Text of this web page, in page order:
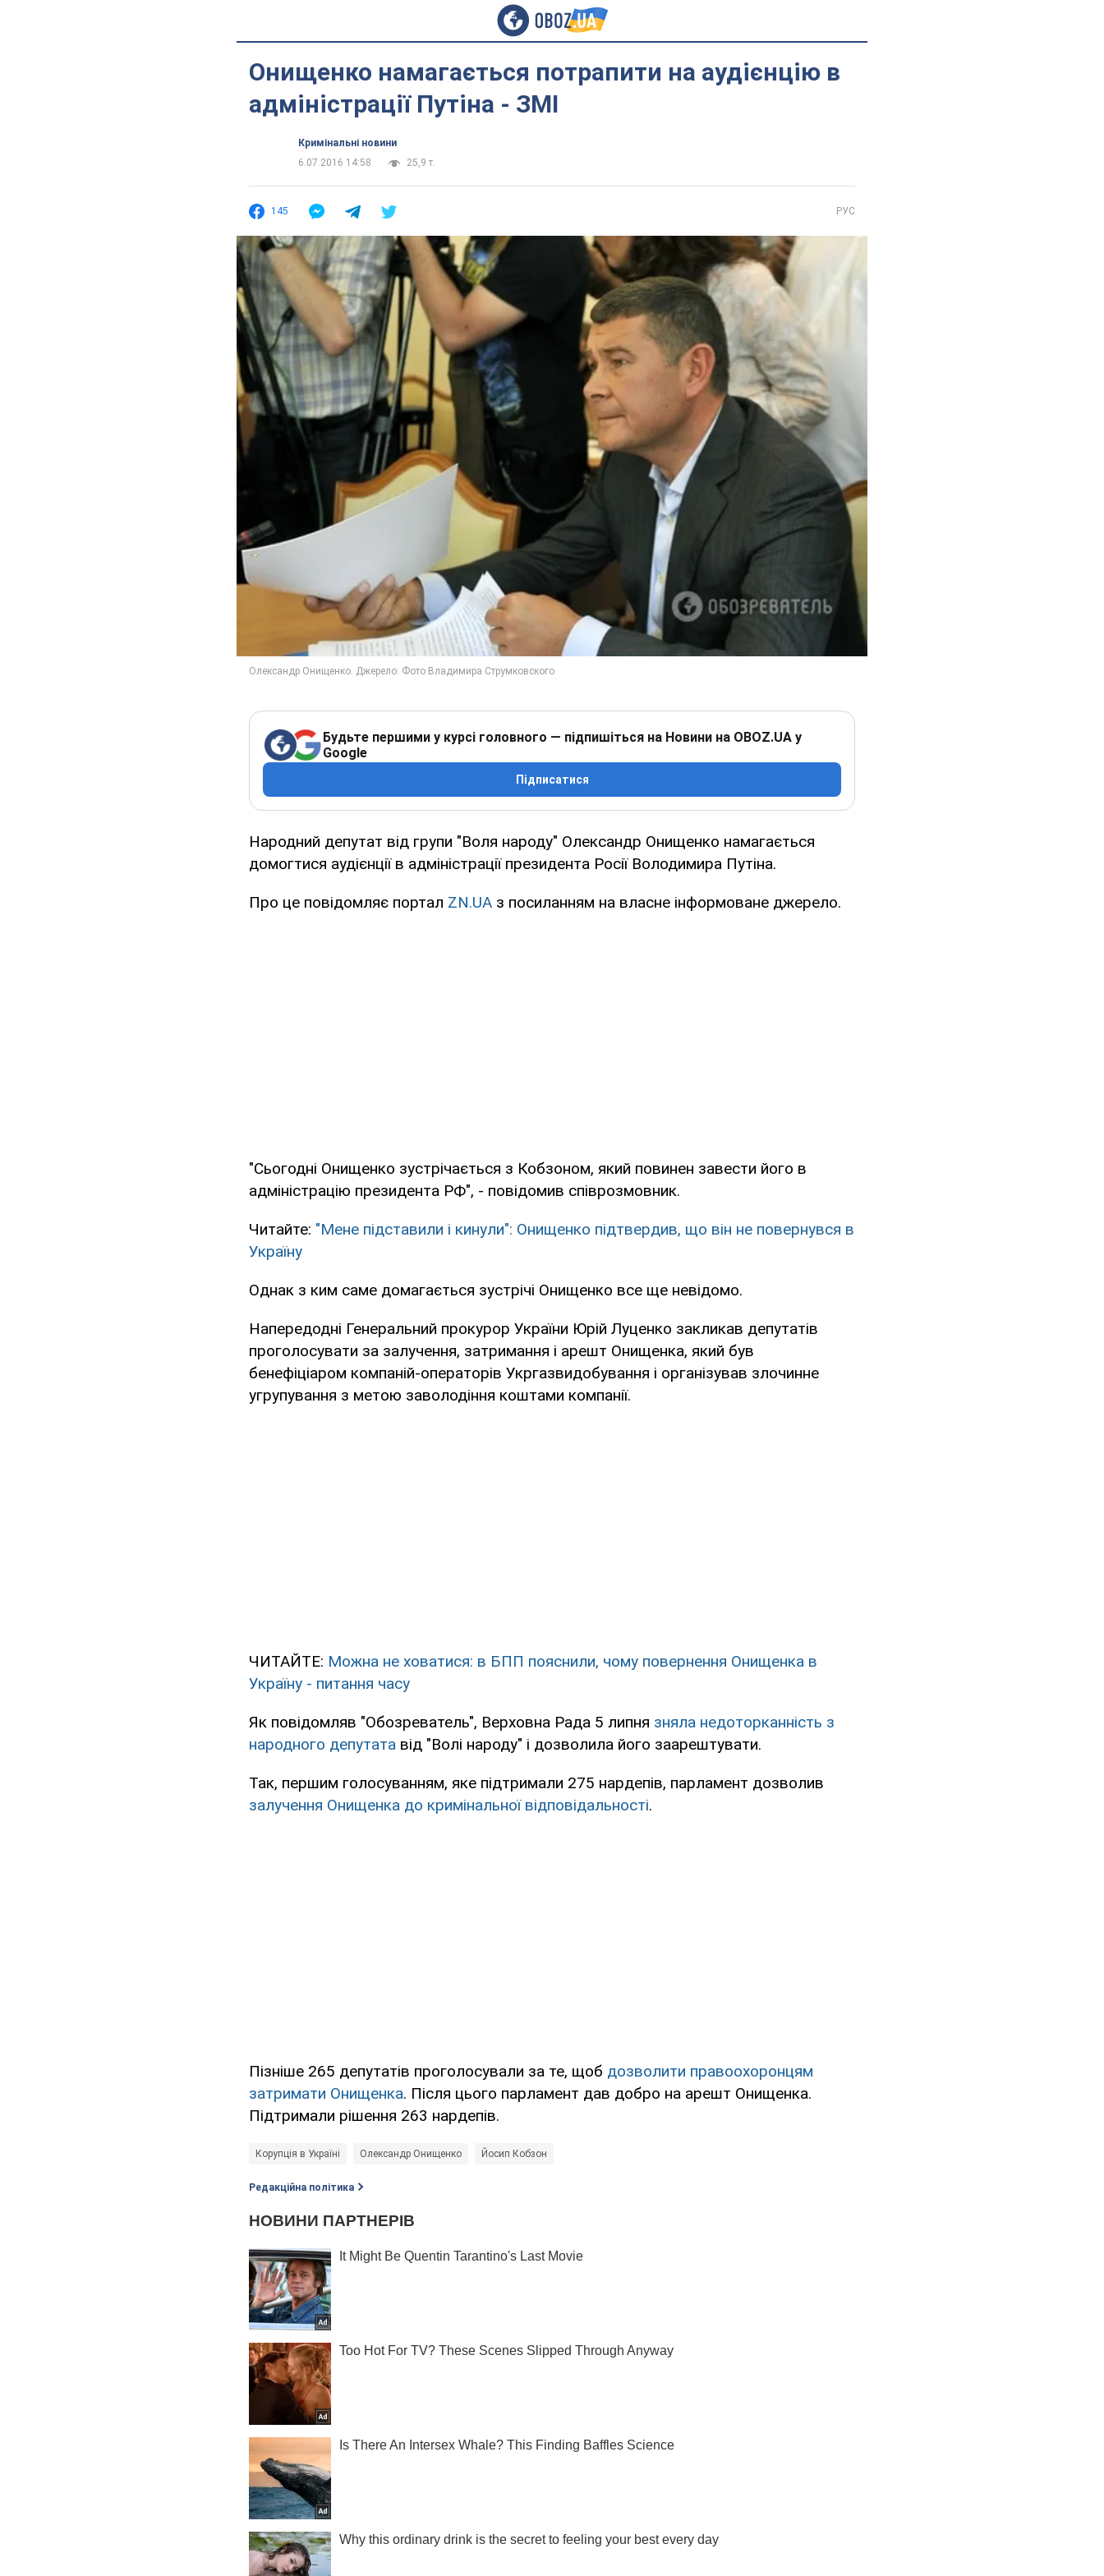
Онищенко намагається потрапити на аудієнцію в
адміністрації Путіна - ЗМІ
Кримінальні новини
6.07.2016 14:58
25,9 т.
145 РУС
Будьте першими у курсі головного — підпишіться на Новини на OBOZ.UA у
Google
Підписатися
Народний депутат від групи "Воля народу" Олександр Онищенко намагається
домогтися аудієнції в адміністрації президента Росії Володимира Путіна.
Про це повідомляє портал ZN.UA з посиланням на власне інформоване джерело.
"Сьогодні Онищенко зустрічається з Кобзоном, який повинен завести його в
адміністрацію президента РФ", - повідомив співрозмовник.
Читайте: "Мене підставили і кинули": Онищенко підтвердив, що він не повернувся в
Україну
Однак з ким саме домагається зустрічі Онищенко все ще невідомо.
Напередодні Генеральний прокурор України Юрій Луценко закликав депутатів
проголосувати за залучення, затримання і арешт Онищенка, який був
бенефіціаром компаній-операторів Укргазвидобування і організував злочинне
угрупування з метою заволодіння коштами компанії.
ЧИТАЙТЕ: Можна не ховатися: в БПП пояснили, чому повернення Онищенка в
Україну - питання часу
Як повідомляв "Обозреватель", Верховна Рада 5 липня зняла недоторканність з
народного депутата від "Волі народу" і дозволила його заарештувати.
Так, першим голосуванням, яке підтримали 275 нардепів, парламент дозволив
залучення Онищенка до кримінальної відповідальності.
Пізніше 265 депутатів проголосували за те, щоб дозволити правоохоронцям
затримати Онищенка. Після цього парламент дав добро на арешт Онищенка.
Підтримали рішення 263 нардепів.
Корупція в Україні Олександр Онищенко Йосип Кобзон
Редакційна політика